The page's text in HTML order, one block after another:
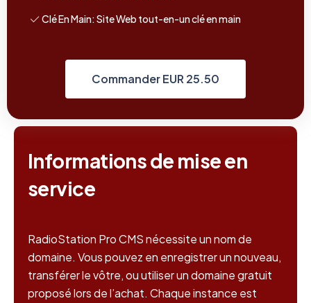
Clé En Main: Site Web tout-en-un clé en main
Commander EUR 25.50
Informations de mise en
service
RadioStation Pro CMS nécessite un nom de
domaine. Vous pouvez en enregistrer un nouveau,
transférer le vôtre, ou utiliser un domaine gratuit
proposé lors de l’achat. Chaque instance est